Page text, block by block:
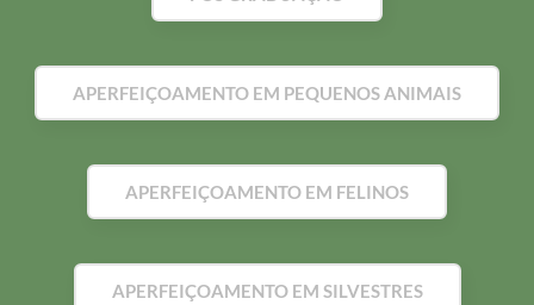
APERFEIÇOAMENTO EM PEQUENOS ANIMAIS
APERFEIÇOAMENTO EM FELINOS
APERFEIÇOAMENTO EM SILVESTRES